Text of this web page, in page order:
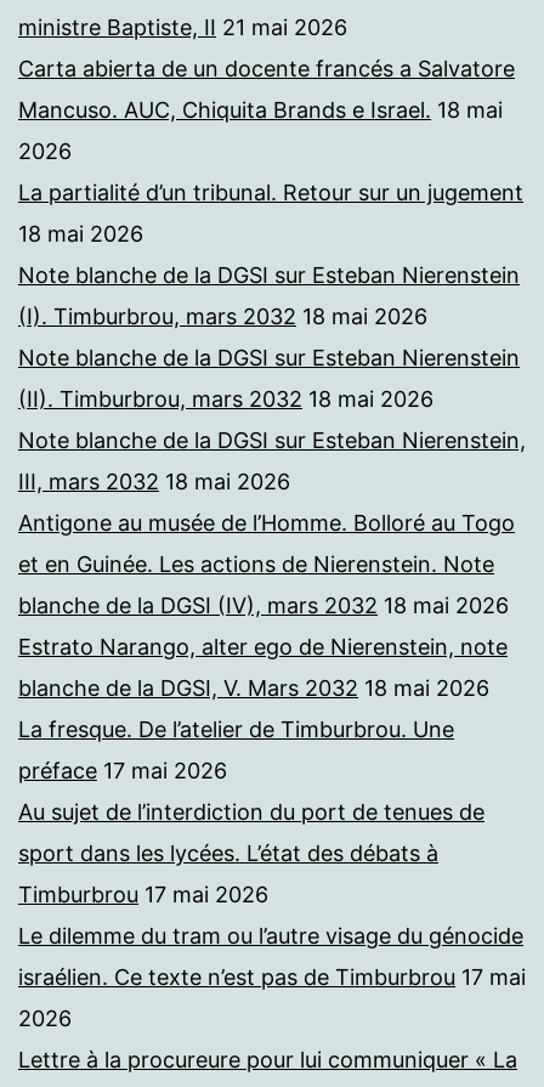
ministre Baptiste, II 21 mai 2026
Carta abierta de un docente francés a Salvatore
Mancuso. AUC, Chiquita Brands e Israel. 18 mai
2026
La partialité d’un tribunal. Retour sur un jugement
18 mai 2026
Note blanche de la DGSI sur Esteban Nierenstein
(I). Timburbrou, mars 2032 18 mai 2026
Note blanche de la DGSI sur Esteban Nierenstein
(II). Timburbrou, mars 2032 18 mai 2026
Note blanche de la DGSI sur Esteban Nierenstein,
III, mars 2032 18 mai 2026
Antigone au musée de l’Homme. Bolloré au Togo
et en Guinée. Les actions de Nierenstein. Note
blanche de la DGSI (IV), mars 2032 18 mai 2026
Estrato Narango, alter ego de Nierenstein, note
blanche de la DGSI, V. Mars 2032 18 mai 2026
La fresque. De l’atelier de Timburbrou. Une
préface 17 mai 2026
Au sujet de l’interdiction du port de tenues de
sport dans les lycées. L’état des débats à
Timburbrou 17 mai 2026
Le dilemme du tram ou l’autre visage du génocide
israélien. Ce texte n’est pas de Timburbrou 17 mai
2026
Lettre à la procureure pour lui communiquer « La